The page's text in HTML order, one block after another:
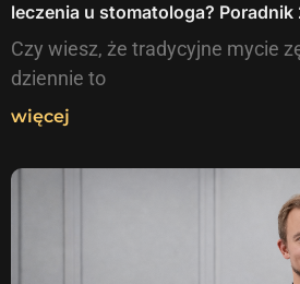
leczenia u stomatologa? Poradnik
Czy wiesz, że tradycyjne mycie
dziennie to
więcej